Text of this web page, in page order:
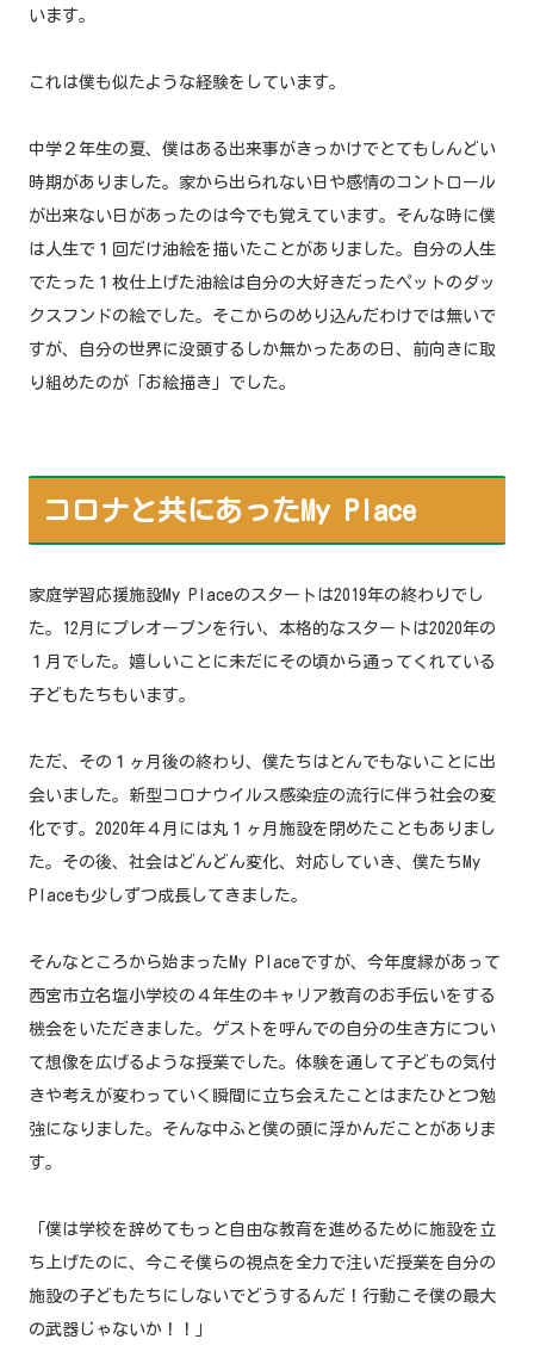
います。
これは僕も似たような経験をしています。
中学２年生の夏、僕はある出来事がきっかけでとてもしんどい
時期がありました。家から出られない日や感情のコントロール
が出来ない日があったのは今でも覚えています。そんな時に僕
は人生で１回だけ油絵を描いたことがありました。自分の人生
でたった１枚仕上げた油絵は自分の大好きだったペットのダッ
クスフンドの絵でした。そこからのめり込んだわけでは無いで
すが、自分の世界に没頭するしか無かったあの日、前向きに取
り組めたのが「お絵描き」でした。
コロナと共にあったMy Place
家庭学習応援施設My Placeのスタートは2019年の終わりでし
た。12月にプレオープンを行い、本格的なスタートは2020年の
１月でした。嬉しいことに未だにその頃から通ってくれている
子どもたちもいます。
ただ、その１ヶ月後の終わり、僕たちはとんでもないことに出
会いました。新型コロナウイルス感染症の流行に伴う社会の変
化です。2020年４月には丸１ヶ月施設を閉めたこともありまし
た。その後、社会はどんどん変化、対応していき、僕たちMy
Placeも少しずつ成長してきました。
そんなところから始まったMy Placeですが、今年度縁があって
西宮市立名塩小学校の４年生のキャリア教育のお手伝いをする
機会をいただきました。ゲストを呼んでの自分の生き方につい
て想像を広げるような授業でした。体験を通して子どもの気付
きや考えが変わっていく瞬間に立ち会えたことはまたひとつ勉
強になりました。そんな中ふと僕の頭に浮かんだことがありま
す。
「僕は学校を辞めてもっと自由な教育を進めるために施設を立
ち上げたのに、今こそ僕らの視点を全力で注いだ授業を自分の
施設の子どもたちにしないでどうするんだ！行動こそ僕の最大
の武器じゃないか！！」